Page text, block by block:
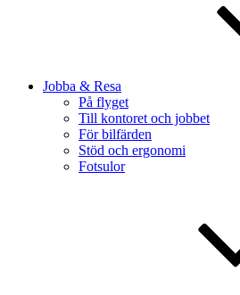
Jobba & Resa
På flyget
Till kontoret och jobbet
För bilfärden
Stöd och ergonomi
Fotsulor